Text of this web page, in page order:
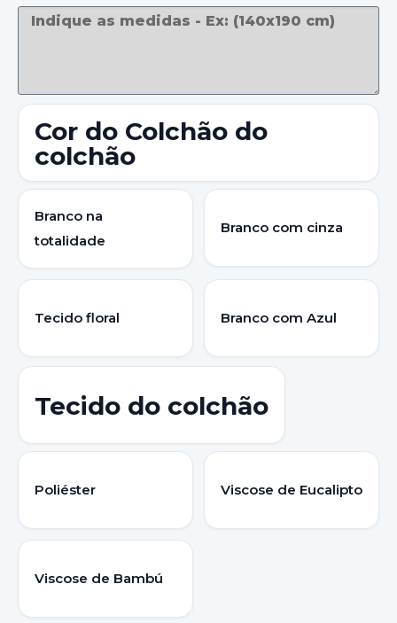
Cor do Colchão do
colchão
Branco na
totalidade
Branco com cinza
Tecido floral Branco com Azul
Tecido do colchão
Poliéster Viscose de Eucalipto
Viscose de Bambú